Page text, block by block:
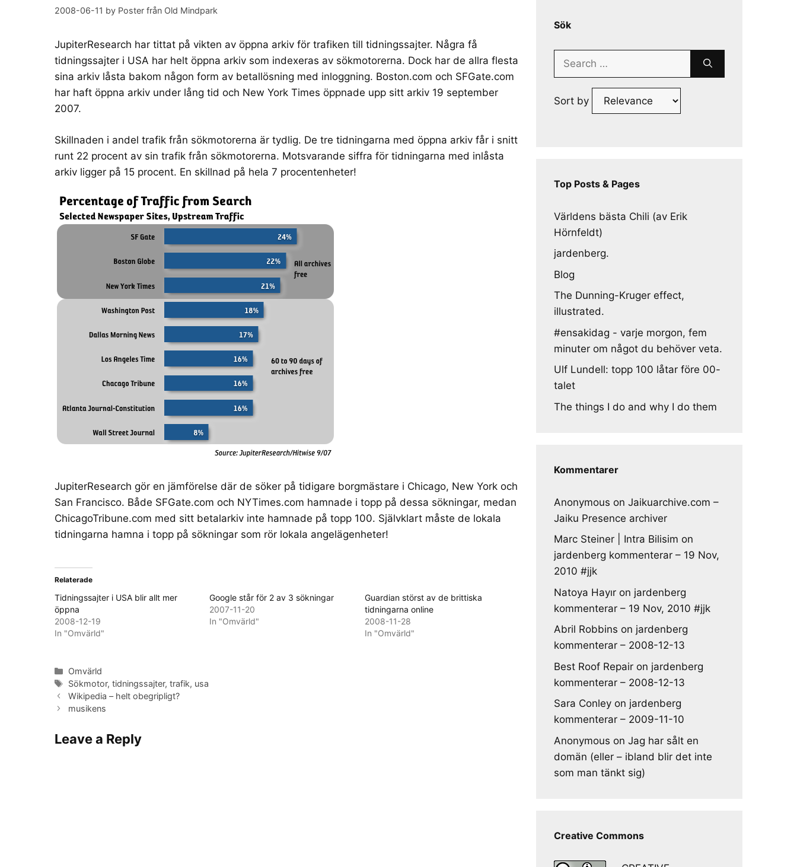
2008-06-11 by Poster från Old Mindpark
JupiterResearch har tittat på vikten av öppna arkiv för trafiken till tidningssajter. Några få
tidningssajter i USA har helt öppna arkiv som indexeras av sökmotorerna. Dock har de allra flesta
sina arkiv låsta bakom någon form av betallösning med inloggning. Boston.com och SFGate.com
har haft öppna arkiv under lång tid och New York Times öppnade upp sitt arkiv 19 september
2007.
Skillnaden i andel trafik från sökmotorerna är tydlig. De tre tidningarna med öppna arkiv får i snitt
runt 22 procent av sin trafik från sökmotorerna. Motsvarande siffra för tidningarna med inlåsta
arkiv ligger på 15 procent. En skillnad på hela 7 procentenheter!
JupiterResearch gör en jämförelse där de söker på tidigare borgmästare i Chicago, New York och
San Francisco. Både SFGate.com och NYTimes.com hamnade i topp på dessa sökningar, medan
ChicagoTribune.com med sitt betalarkiv inte hamnade på topp 100. Självklart måste de lokala
tidningarna hamna i topp på sökningar som rör lokala angelägenheter!
Relaterade
Tidningssajter i USA blir allt mer
öppna
2008-12-19
In "Omvärld"
Google står för 2 av 3 sökningar
2007-11-20
In "Omvärld"
Guardian störst av de brittiska
tidningarna online
2008-11-28
In "Omvärld"
Categories
Omvärld
Tags
Sökmotor,tidningssajter,trafik, usa
Wikipedia – helt obegripligt?
musikens
Leave a Reply
Sök
Search
Sort by
Top Posts & Pages
Världens bästa Chili (av Erik
Hörnfeldt)
jardenberg.
Blog
The Dunning-Kruger effect,
illustrated.
#ensakidag - varje morgon, fem
minuter om något du behöver veta.
Ulf Lundell: topp 100 låtar före 00-
talet
The things I do and why I do them
Kommentarer
Anonymous on Jaikuarchive.com –
Jaiku Presence archiver
Marc Steiner | Intra Bilisim on
jardenberg kommenterar – 19 Nov,
2010 #jjk
Natoya Hayır on jardenberg
kommenterar – 19 Nov, 2010 #jjk
Abril Robbins on jardenberg
kommenterar – 2008-12-13
Best Roof Repair on jardenberg
kommenterar – 2008-12-13
Sara Conley on jardenberg
kommenterar – 2009-11-10
Anonymous on Jag har sålt en
domän (eller – ibland blir det inte
som man tänkt sig)
Creative Commons